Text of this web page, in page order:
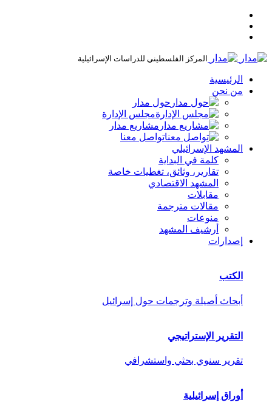
المركز الفلسطيني للدراسات الإسرائيلية
الرئيسية
من نحن
حول مدار
مجلس الإدارة
مشاريع مدار
تواصل معنا
المشهد الإسرائيلي
كلمة في البداية
تقارير، وثائق، تغطيات خاصة
المشهد الاقتصادي
مقابلات
مقالات مترجمة
منوعات
أرشيف المشهد
إصدارات
الكتب
أبحاث أصيلة وترجمات حول إسرائيل
التقرير الإستراتيجي
تقرير سنوي بحثي واستشرافي
أوراق إسرائيلية